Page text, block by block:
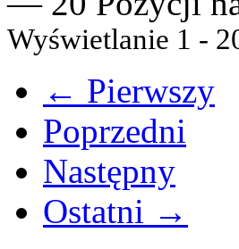
Wyświetlanie 1 -
← Pierwszy
Poprzedni
Następny
Ostatni →